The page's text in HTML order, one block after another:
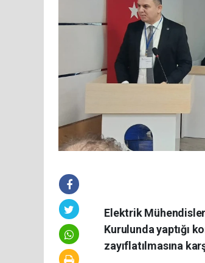
Elektrik
Kurulunda yaptığı
zayıflatılmasına